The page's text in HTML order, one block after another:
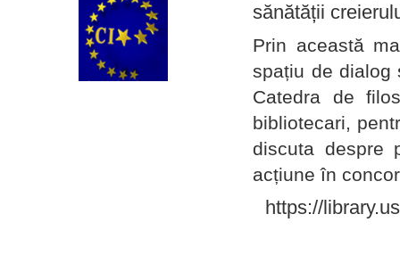
sănătății
Prin această
spațiu de dialog
Catedra de
bibliotecari,
discuta despre
acțiune în
https://